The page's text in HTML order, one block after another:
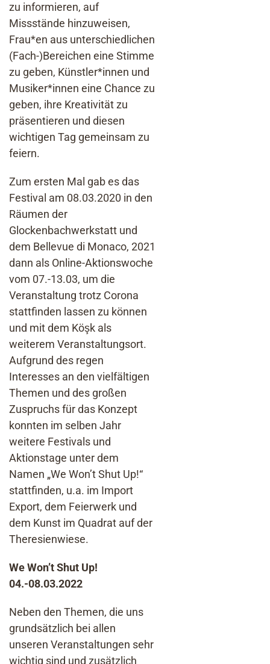
zu informieren, auf
Missstände hinzuweisen,
Frau*en aus unterschiedlichen
(Fach-)Bereichen eine Stimme
zu geben, Künstler*innen und
Musiker*innen eine Chance zu
geben, ihre Kreativität zu
präsentieren und diesen
wichtigen Tag gemeinsam zu
feiern.
Zum ersten Mal gab es das
Festival am 08.03.2020 in den
Räumen der
Glockenbachwerkstatt und
dem Bellevue di Monaco, 2021
dann als Online-Aktionswoche
vom 07.-13.03, um die
Veranstaltung trotz Corona
stattfinden lassen zu können
und mit dem Köşk als
weiterem Veranstaltungsort.
Aufgrund des regen
Interesses an den vielfältigen
Themen und des großen
Zuspruchs für das Konzept
konnten im selben Jahr
weitere Festivals und
Aktionstage unter dem
Namen „We Won’t Shut Up!“
stattfinden, u.a. im Import
Export, dem Feierwerk und
dem Kunst im Quadrat auf der
Theresienwiese.
We Won’t Shut Up!
04.-08.03.2022
Neben den Themen, die uns
grundsätzlich bei allen
unseren Veranstaltungen sehr
wichtig sind und zusätzlich